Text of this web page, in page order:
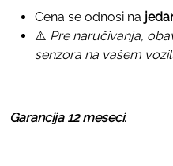
Cena se odnosi na
⚠️ Pre naručivanja,
senzora na vašem
Garancija 12 meseci.